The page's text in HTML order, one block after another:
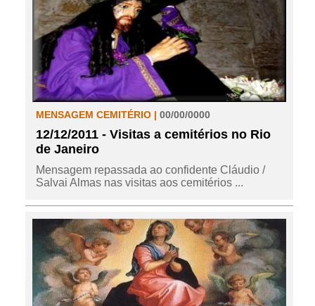
MENSAGEM CEMITÉRIO | 00/00/0000
12/12/2011 - Visitas a cemitérios no Rio
de Janeiro
Mensagem repassada ao confidente Cláudio /
Salvai Almas nas visitas aos cemitérios ...